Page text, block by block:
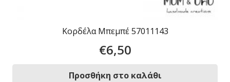
Κορδέλα Μπεμπέ 57011143
€6,50
Προσθήκη στο καλάθι